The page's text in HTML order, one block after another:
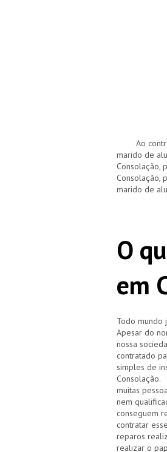
Ao
marido de
Consolação,
Consolação,
marido de
O
em
Todo mundo
Apesar do
nossa
contratado
simples de
Consolação.
muitas
nem
conseguem
contratar
reparos
realizar o